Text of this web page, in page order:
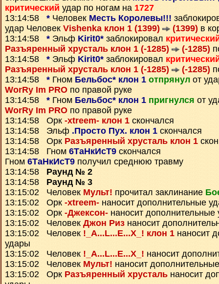
критический удар по ногам на 1727
13:14:58 * Человек Месть Королевы!!!
удар Человек Vishenka клон 1 (1399) (1399) в
13:14:58 * Эльф Kirit0* заблокировал
Разъяренный хрусталь клон 1 (-1285)
(-1285)
13:14:58 * Эльф Kirit0* заблокировал
Разъяренный хрусталь клон 1 (-1285)
(-1285)
13:14:58 * Гном Бельбос* клон 1 отпрянул от
WorRy Im PRO по правой руке
13:14:58 * Гном Бельбос* клон 1 пригнулся от
WorRy Im PRO по правой руке
13:14:58 Орк -xtreem- клон 1 скончался
13:14:58 Эльф .Просто Пух. клон 1 скончался
13:14:58 Орк Разъяренный хрусталь клон 1
13:14:58 Гном 6ТаНкИсТ9 скончался
Гном 6ТаНкИсТ9 получил среднюю травму
13:14:58 Раунд № 2
13:14:58 Раунд № 3
13:15:02 Человек Мульт! прочитал заклинание
13:15:02 Орк -xtreem- наносит дополнительные
13:15:02 Орк -Джексон- наносит дополнительные
13:15:02 Человек Джон Риз наносит
13:15:02 Человек !_A...L...E...X_! клон 1 наносит
удары
13:15:02 Человек !_A...L...E...X_! наносит
13:15:02 Человек Мульт! наносит
13:15:02 Орк Разъяренный хрусталь наносит